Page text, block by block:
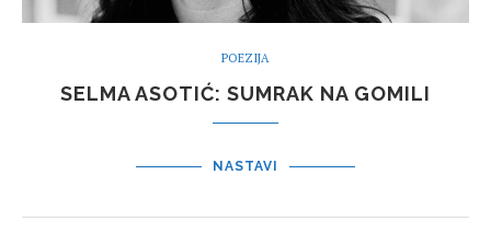
POEZIJA
SELMA ASOTIĆ: SUMRAK NA GOMILI
NASTAVI